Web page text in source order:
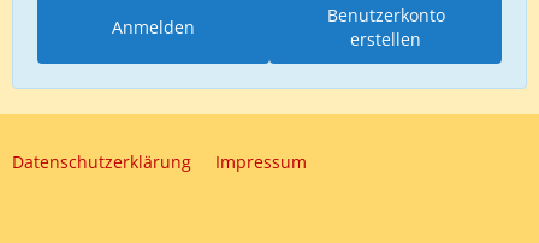
Benutzerkonto
erstellen
Anmelden
Datenschutzerklärung Impressum